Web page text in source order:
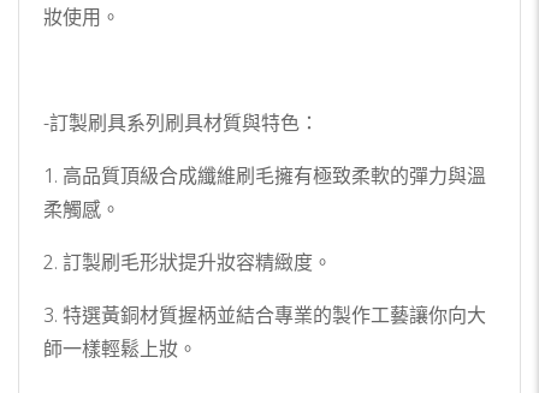
妝使用。
-訂製刷具系列刷具材質與特色：
1. 高品質頂級合成纖維刷毛擁有極致柔軟的彈力與溫
柔觸感。
2. 訂製刷毛形狀提升妝容精緻度。
3. 特選黃銅材質握柄並結合專業的製作工藝讓你向大
師一樣輕鬆上妝。